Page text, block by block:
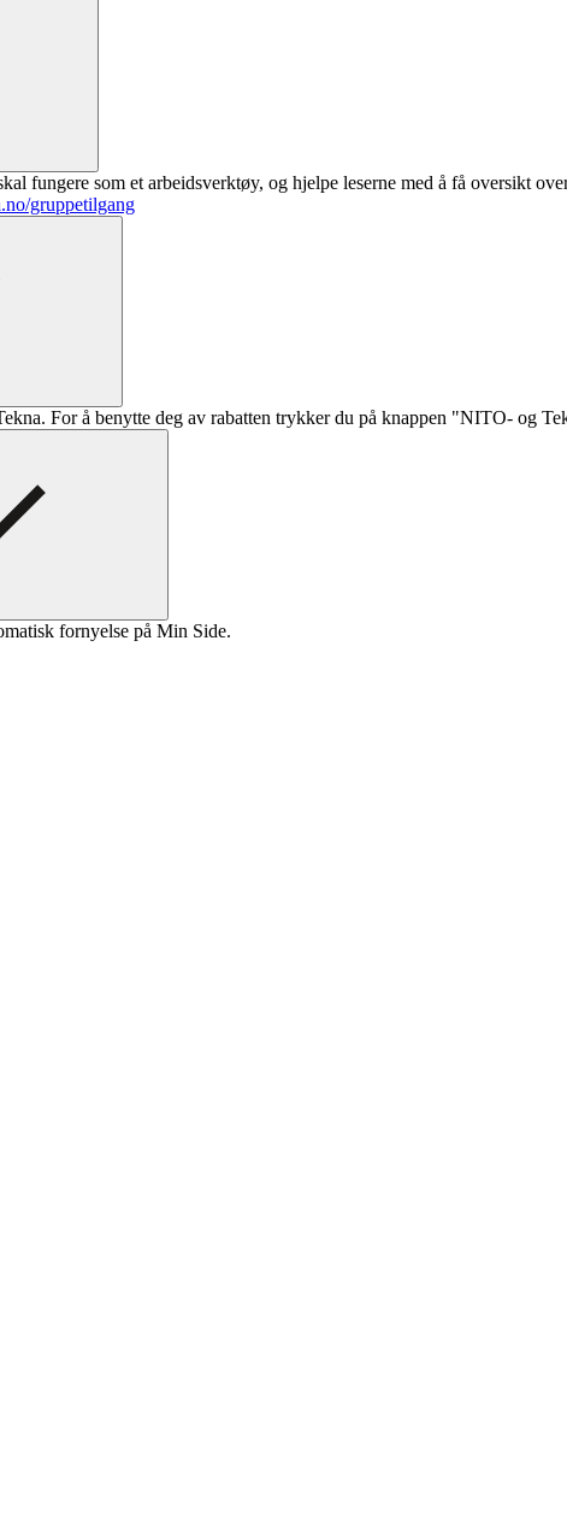
fungere som et arbeidsverktøy, og hjelpe leserne med å få oversikt
gruppetilgang
For å benytte deg av rabatten trykker du på knappen "NITO- og
fornyelse på Min Side.